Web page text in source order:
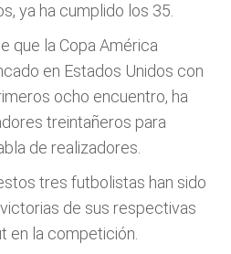
ya ha cumplido los 35.
que la Copa América
en Estados Unidos con
ocho encuentro, ha
treintañeros para
de realizadores.
tres futbolistas han sido
de sus respectivas
en la competición.